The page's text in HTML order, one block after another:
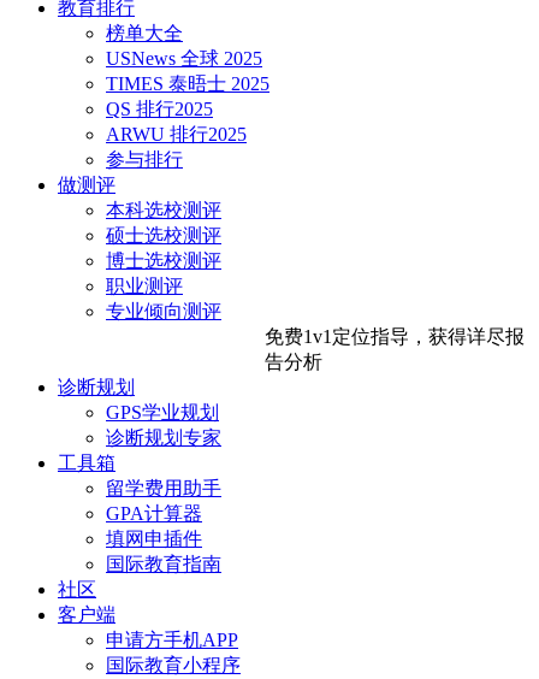
教育排行
榜单大全
USNews 全球 2025
TIMES 泰晤士 2025
QS 排行2025
ARWU 排行2025
参与排行
做测评
本科选校测评
硕士选校测评
博士选校测评
职业测评
专业倾向测评
免费1v1定位指导， 获得详尽报
告分析
诊断规划
GPS学业规划
诊断规划专家
工具箱
留学费用助手
GPA计算器
填网申插件
国际教育指南
社区
客户端
申请方手机APP
国际教育小程序